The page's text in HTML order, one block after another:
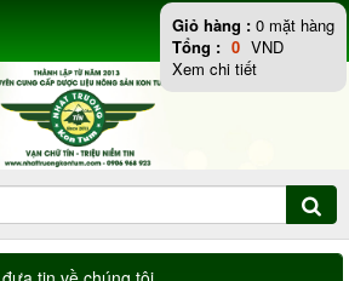
Giỏ hàng : 0 mặt hàng
Tổng : 0 VND
Xem chi tiết